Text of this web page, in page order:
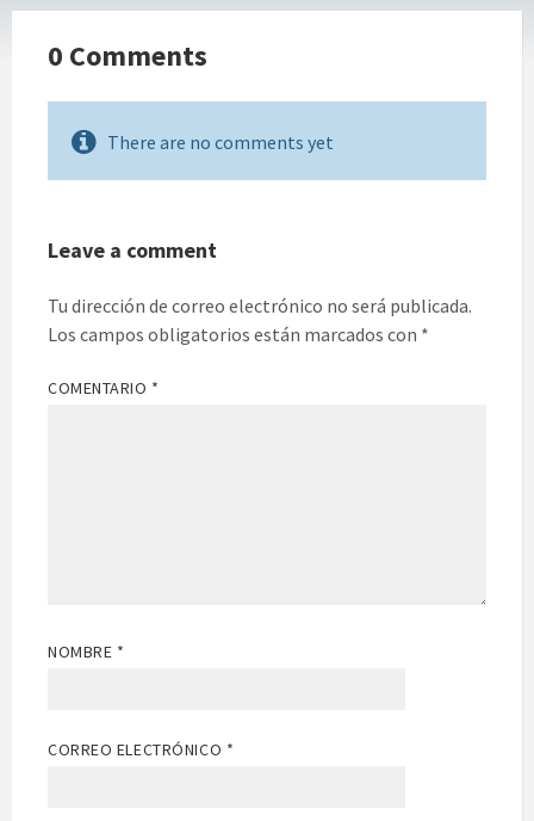
0 Comments
There are no comments yet
Leave a comment
Tu dirección de correo electrónico no será publicada.
Los campos obligatorios están marcados con *
COMENTARIO *
NOMBRE *
CORREO ELECTRÓNICO *